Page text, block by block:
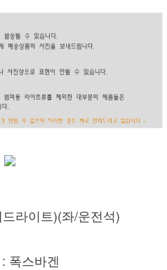
라이트)(좌/운전석)
폭스바겐